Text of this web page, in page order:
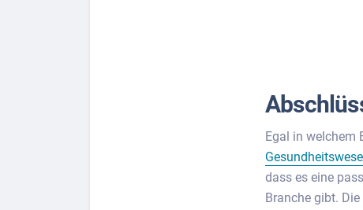
Egal in welchem
dass es eine
Branche gibt.